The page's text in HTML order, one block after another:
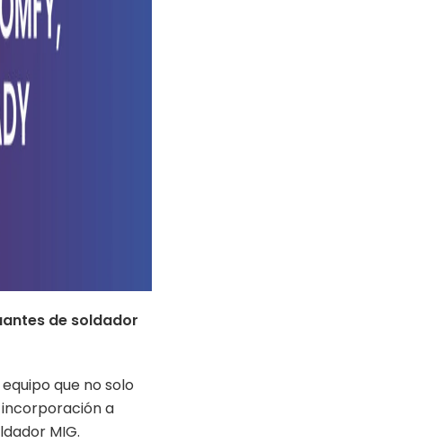
de soldador
que no solo
a
MIG.